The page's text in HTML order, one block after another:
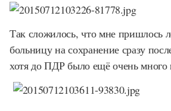
Так сложилось, что мне пришлось
больницу на сохранение сразу
хотя до ПДР было ещё очень много